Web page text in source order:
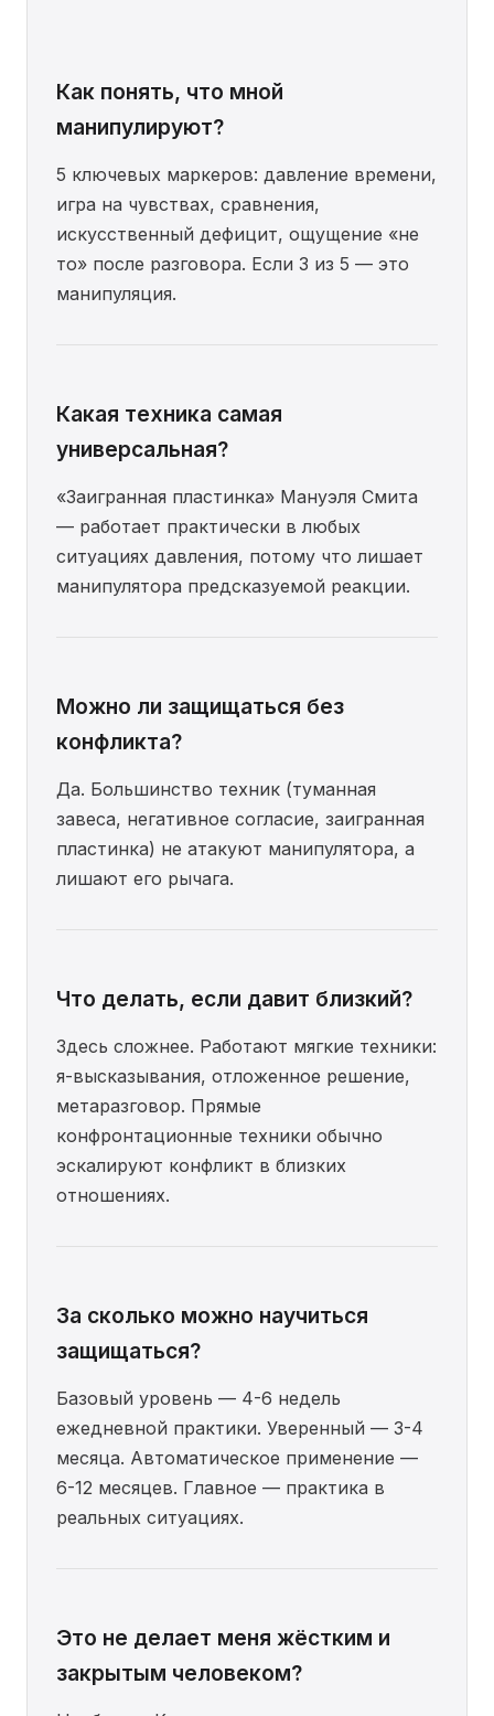
Как понять, что мной
манипулируют?
5 ключевых маркеров: давление времени,
игра на чувствах, сравнения,
искусственный дефицит, ощущение «не
то» после разговора. Если 3 из 5 — это
манипуляция.
Какая техника самая
универсальная?
«Заигранная пластинка» Мануэля Смита
— работает практически в любых
ситуациях давления, потому что лишает
манипулятора предсказуемой реакции.
Можно ли защищаться без
конфликта?
Да. Большинство техник (туманная
завеса, негативное согласие, заигранная
пластинка) не атакуют манипулятора, а
лишают его рычага.
Что делать, если давит близкий?
Здесь сложнее. Работают мягкие техники:
я-высказывания, отложенное решение,
метаразговор. Прямые
конфронтационные техники обычно
эскалируют конфликт в близких
отношениях.
За сколько можно научиться
защищаться?
Базовый уровень — 4-6 недель
ежедневной практики. Уверенный — 3-4
месяца. Автоматическое применение —
6-12 месяцев. Главное — практика в
реальных ситуациях.
Это не делает меня жёстким и
закрытым человеком?